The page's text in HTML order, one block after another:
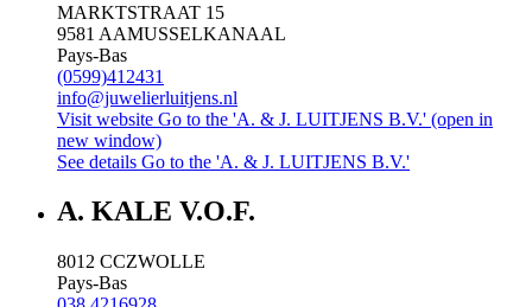
MARKTSTRAAT 15
9581 AAMUSSELKANAAL
Pays-Bas
(0599)412431
info@juwelierluitjens.nl
Visit website Go to the 'A. & J. LUITJENS B.V.' (open in
new window)
See details Go to the 'A. & J. LUITJENS B.V.'
A. KALE V.O.F.
8012 CCZWOLLE
Pays-Bas